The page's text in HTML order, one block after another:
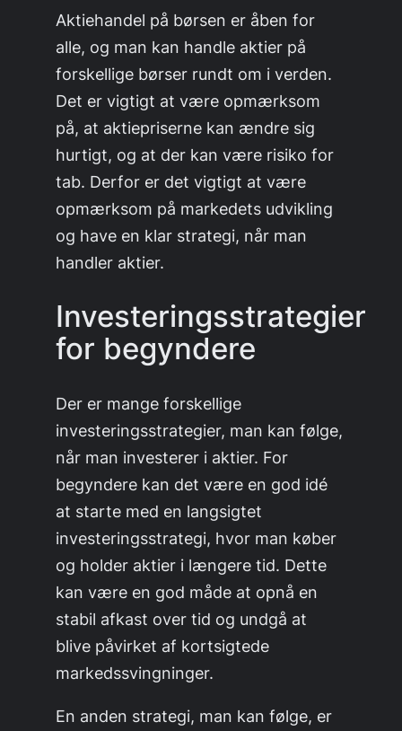
Aktiehandel på børsen er åben for
alle, og man kan handle aktier på
forskellige børser rundt om i verden.
Det er vigtigt at være opmærksom
på, at aktiepriserne kan ændre sig
hurtigt, og at der kan være risiko for
tab. Derfor er det vigtigt at være
opmærksom på markedets udvikling
og have en klar strategi, når man
handler aktier.
Investeringsstrategier
for begyndere
Der er mange forskellige
investeringsstrategier, man kan følge,
når man investerer i aktier. For
begyndere kan det være en god idé
at starte med en langsigtet
investeringsstrategi, hvor man køber
og holder aktier i længere tid. Dette
kan være en god måde at opnå en
stabil afkast over tid og undgå at
blive påvirket af kortsigtede
markedssvingninger.
En anden strategi, man kan følge, er